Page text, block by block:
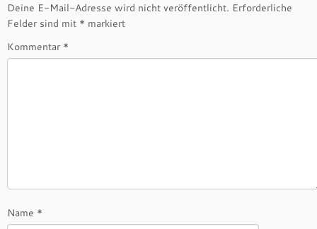
Deine E-Mail-Adresse wird nicht veröffentlicht. Erforderliche
Felder sind mit * markiert
Kommentar *
Name *